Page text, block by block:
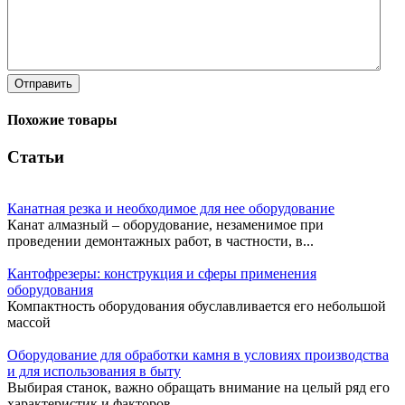
Отправить
Похожие товары
Статьи
Канатная резка и необходимое для нее оборудование
Канат алмазный – оборудование, незаменимое при
проведении демонтажных работ, в частности, в...
Кантофрезеры: конструкция и сферы применения
оборудования
Компактность оборудования обуславливается его небольшой
массой
Оборудование для обработки камня в условиях производства
и для использования в быту
Выбирая станок, важно обращать внимание на целый ряд его